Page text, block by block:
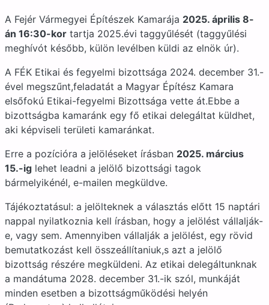
A Fejér Vármegyei Építészek Kamarája 2025. április 8-
án 16:30-kor tartja 2025.évi taggyűlését (taggyűlési
meghívót később, külön levélben küldi az elnök úr).
A FÉK Etikai és fegyelmi bizottsága 2024. december 31.-
ével megszűnt,feladatát a Magyar Építész Kamara
elsőfokú Etikai-fegyelmi Bizottsága vette át.Ebbe a
bizottságba kamaránk egy fő etikai delegáltat küldhet,
aki képviseli területi kamaránkat.
Erre a pozícióra a jelöléseket írásban 2025. március
15.-ig lehet leadni a jelölő bizottsági tagok
bármelyikénél, e-mailen megküldve.
Tájékoztatásul: a jelölteknek a választás előtt 15 naptári
nappal nyilatkoznia kell írásban, hogy a jelölést vállalják-
e, vagy sem. Amennyiben vállalják a jelölést, egy rövid
bemutatkozást kell összeállítaniuk,s azt a jelölő
bizottság részére megküldeni. Az etikai delegáltunknak
a mandátuma 2028. december 31.-ik szól, munkáját
minden esetben a bizottságműködési helyén